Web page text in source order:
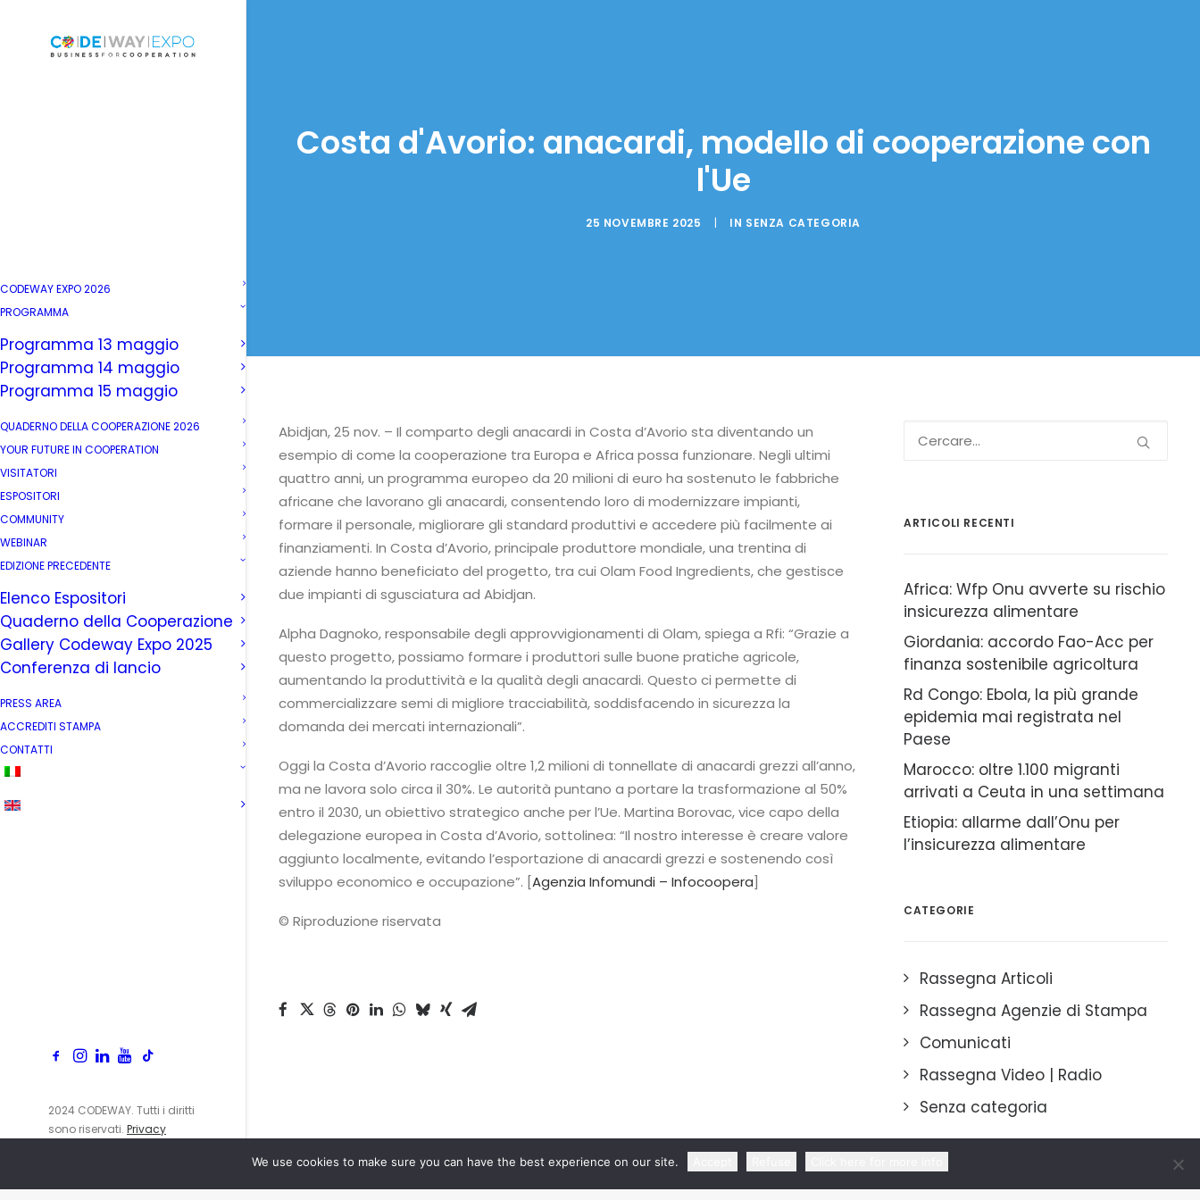
CODEWAY EXPO 2026
PROGRAMMA
Programma 13 maggio
Programma 14 maggio
Programma 15 maggio
QUADERNO DELLA COOPERAZIONE 2026
YOUR FUTURE IN COOPERATION
VISITATORI
ESPOSITORI
COMMUNITY
WEBINAR
EDIZIONE PRECEDENTE
Elenco Espositori
Quaderno della Cooperazione
Gallery Codeway Expo 2025
Conferenza di lancio
PRESS AREA
ACCREDITI STAMPA
CONTATTI
2024 CODEWAY. Tutti i diritti
sono riservati. Privacy
Costa d'Avorio: anacardi, modello di cooperazione con
l'Ue
25 NOVEMBRE 2025 | IN SENZA CATEGORIA
Abidjan, 25 nov. – Il comparto degli anacardi in Costa d’Avorio sta diventando un
esempio di come la cooperazione tra Europa e Africa possa funzionare. Negli ultimi
quattro anni, un programma europeo da 20 milioni di euro ha sostenuto le fabbriche
africane che lavorano gli anacardi, consentendo loro di modernizzare impianti,
formare il personale, migliorare gli standard produttivi e accedere più facilmente ai
finanziamenti. In Costa d’Avorio, principale produttore mondiale, una trentina di
aziende hanno beneficiato del progetto, tra cui Olam Food Ingredients, che gestisce
due impianti di sgusciatura ad Abidjan.
Alpha Dagnoko, responsabile degli approvvigionamenti di Olam, spiega a Rfi: “Grazie a
questo progetto, possiamo formare i produttori sulle buone pratiche agricole,
aumentando la produttività e la qualità degli anacardi. Questo ci permette di
commercializzare semi di migliore tracciabilità, soddisfacendo in sicurezza la
domanda dei mercati internazionali”.
Oggi la Costa d’Avorio raccoglie oltre 1,2 milioni di tonnellate di anacardi grezzi all’anno,
ma ne lavora solo circa il 30%. Le autorità puntano a portare la trasformazione al 50%
entro il 2030, un obiettivo strategico anche per l’Ue. Martina Borovac, vice capo della
delegazione europea in Costa d’Avorio, sottolinea: “Il nostro interesse è creare valore
aggiunto localmente, evitando l’esportazione di anacardi grezzi e sostenendo così
sviluppo economico e occupazione”. [Agenzia Infomundi – Infocoopera]
© Riproduzione riservata
ARTICOLI RECENTI
Africa: Wfp Onu avverte su rischio
insicurezza alimentare
Giordania: accordo Fao-Acc per
finanza sostenibile agricoltura
Rd Congo: Ebola, la più grande
epidemia mai registrata nel
Paese
Marocco: oltre 1.100 migranti
arrivati a Ceuta in una settimana
Etiopia: allarme dall’Onu per
l’insicurezza alimentare
CATEGORIE
Rassegna Articoli
Rassegna Agenzie di Stampa
Comunicati
Rassegna Video | Radio
Senza categoria
We use cookies to make sure you can have the best experience on our site.